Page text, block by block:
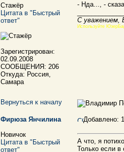
Стажёр
Цитата в "Быстрый
ответ"
Зарегистрирован:
02.09.2008
СООБЩЕНИЯ: 206
Откуда: Россия,
Самара
- Нда..., -
С уважением,
Используйте
Вернуться к началу
Фирюза Янчилина
Новичок
Цитата в "Быстрый
ответ"
Добавлено: 1
А что, я
Только если в